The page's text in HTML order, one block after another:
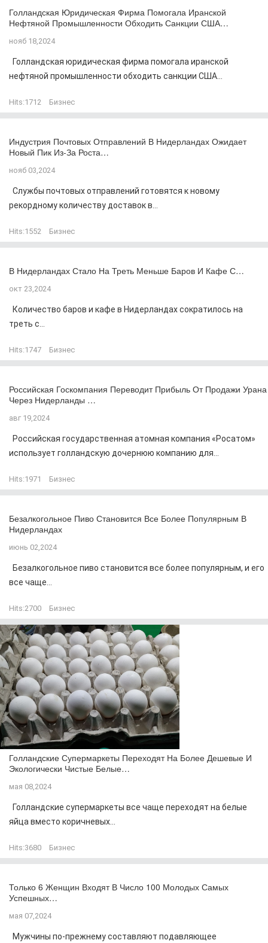
Голландская Юридическая Фирма Помогала Иранской
Нефтяной Промышленности Обходить Санкции США…
нояб 18,2024
Голландская юридическая фирма помогала иранской
нефтяной промышленности обходить санкции США...
Hits:1712 Бизнес
Индустрия Почтовых Отправлений В Нидерландах Ожидает
Новый Пик Из-За Роста…
нояб 03,2024
Службы почтовых отправлений готовятся к новому
рекордному количеству доставок в...
Hits:1552 Бизнес
В Нидерландах Стало На Треть Меньше Баров И Кафе С…
окт 23,2024
Количество баров и кафе в Нидерландах сократилось на
треть с...
Hits:1747 Бизнес
Российская Госкомпания Переводит Прибыль От Продажи Урана
Через Нидерланды …
авг 19,2024
Российская государственная атомная компания «Росатом»
использует голландскую дочернюю компанию для...
Hits:1971 Бизнес
Безалкогольное Пиво Становится Все Более Популярным В
Нидерландах
июнь 02,2024
Безалкогольное пиво становится все более популярным, и его
все чаще...
Hits:2700 Бизнес
Голландские Супермаркеты Переходят На Более Дешевые И
Экологически Чистые Белые…
мая 08,2024
Голландские супермаркеты все чаще переходят на белые
яйца вместо коричневых...
Hits:3680 Бизнес
Только 6 Женщин Входят В Число 100 Молодых Самых
Успешных…
мая 07,2024
Мужчины по-прежнему составляют подавляющее